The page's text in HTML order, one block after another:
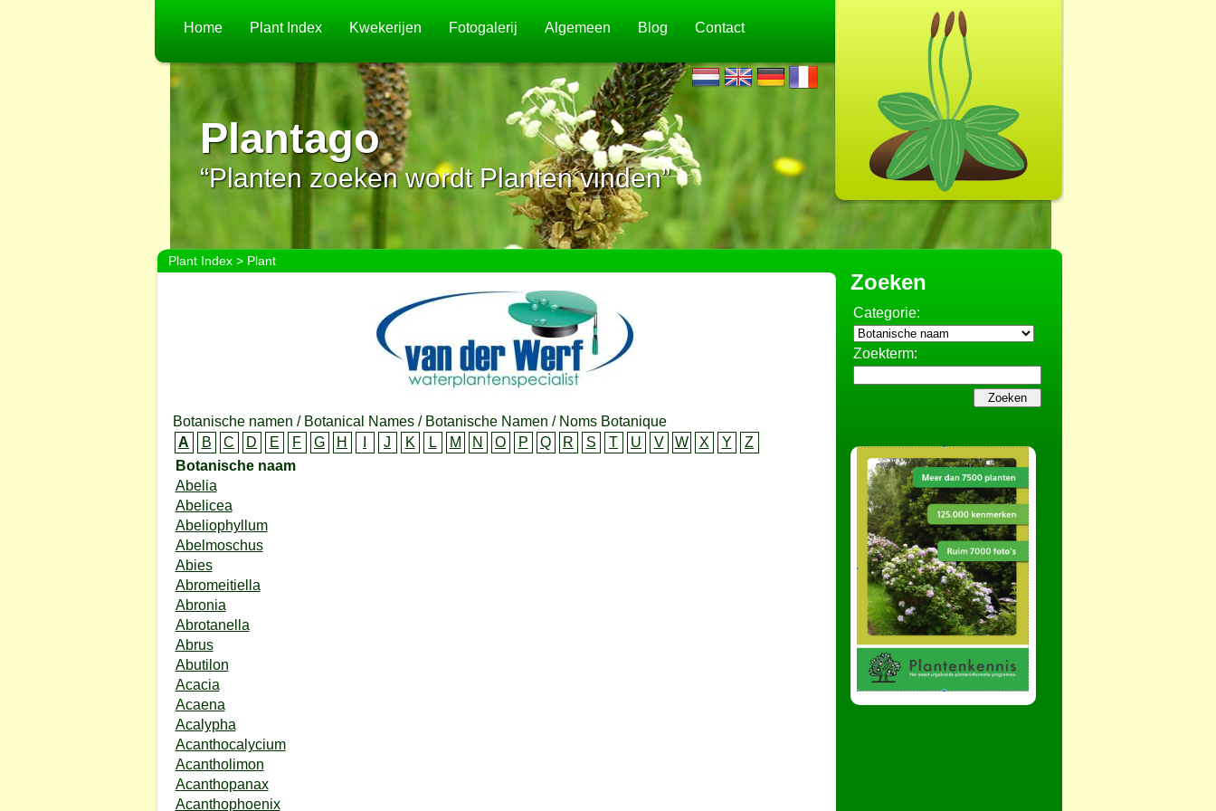
Home Plant Index Kwekerijen Fotogalerij Algemeen Blog Contact
Plantago
“Planten zoeken wordt Planten vinden”
Plant Index> Plant
Botanische namen / Botanical Names / Botanische Namen / Noms Botanique
A
B C D E F G H J K L M N O P Q R S T U V W X Y
Z
Botanische naam
Abelia
Abelicea
Abeliophyllum
Abelmoschus
Abies
Abromeitiella
Abronia
Abrotanella
Abrus
Abutilon
Acacia
Acaena
Acalypha
Acanthocalycium
Acantholimon
Acanthopanax
Acanthophoenix
Zoeken
Categorie:
Zoekterm: